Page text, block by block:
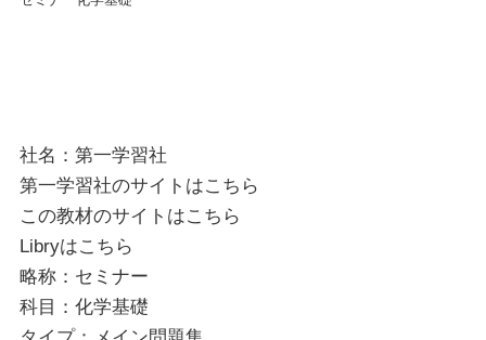
社名：第一学習社
第一学習社のサイトはこちら
この教材のサイトはこちら
Libryはこちら
略称：セミナー
科目：化学基礎